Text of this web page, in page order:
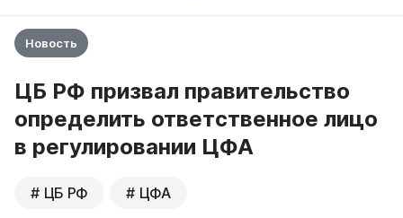
Новость
ЦБ РФ призвал правительство
определить ответственное лицо
в регулировании ЦФА
ЦБ РФ ЦФА